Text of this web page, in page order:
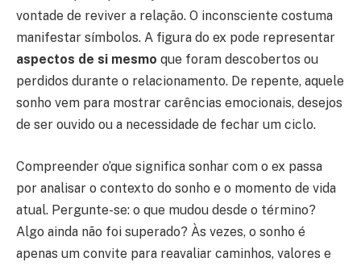
vontade de reviver a relação. O inconsciente costuma
manifestar símbolos. A figura do ex pode representar
aspectos de si mesmo que foram descobertos ou
perdidos durante o relacionamento. De repente, aquele
sonho vem para mostrar carências emocionais, desejos
de ser ouvido ou a necessidade de fechar um ciclo.
Compreender o’que significa sonhar com o ex passa
por analisar o contexto do sonho e o momento de vida
atual. Pergunte-se: o que mudou desde o término?
Algo ainda não foi superado? Às vezes, o sonho é
apenas um convite para reavaliar caminhos, valores e